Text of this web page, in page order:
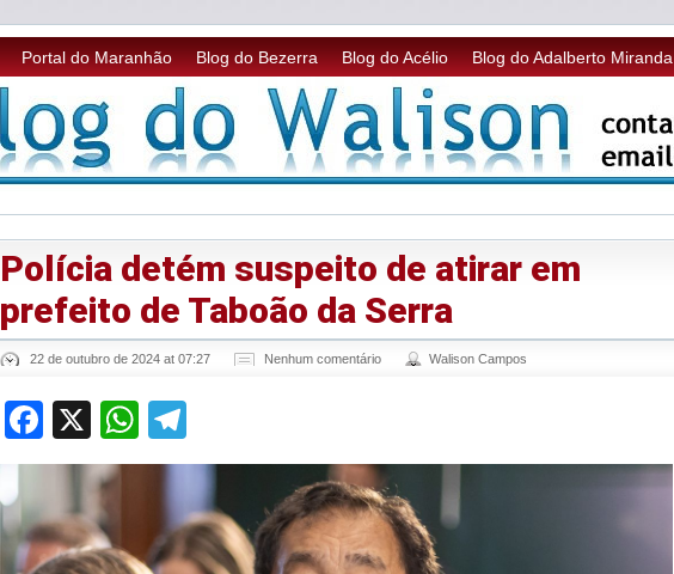
Portal do Maranhão Blog do Bezerra Blog do Acélio Blog do Adalberto Miranda
Polícia detém suspeito de atirar em
prefeito de Taboão da Serra
22 de outubro de 2024 at 07:27 Nenhum comentário Walison Campos
Facebook
X WhatsApp